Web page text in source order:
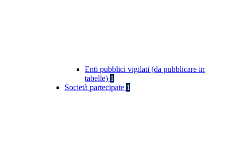
Enti pubblici vigilati (da pubblicare in
tabelle) 1
Società partecipate 1